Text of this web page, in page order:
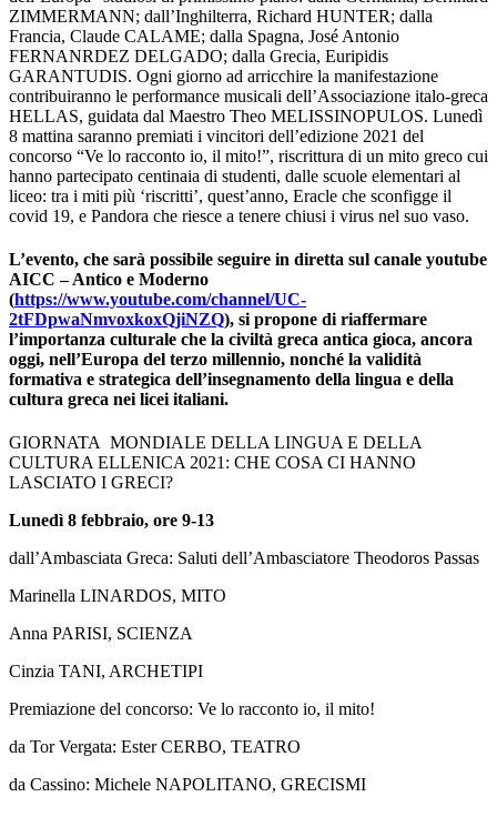
ZIMMERMANN; dall’Inghilterra, Richard HUNTER; dalla
Francia, Claude CALAME; dalla Spagna, José Antonio
FERNANRDEZ DELGADO; dalla Grecia, Euripidis
GARANTUDIS. Ogni giorno ad arricchire la manifestazione
contribuiranno le performance musicali dell’Associazione italo-greca
HELLAS, guidata dal Maestro Theo MELISSINOPULOS. Lunedì
8 mattina saranno premiati i vincitori dell’edizione 2021 del
concorso “Ve lo racconto io, il mito!”, riscrittura di un mito greco cui
hanno partecipato centinaia di studenti, dalle scuole elementari al
liceo: tra i miti più ‘riscritti’, quest’anno, Eracle che sconfigge il
covid 19, e Pandora che riesce a tenere chiusi i virus nel suo vaso.
L’evento, che sarà possibile seguire in diretta sul canale youtube
AICC – Antico e Moderno
(https://www.youtube.com/channel/UC-
2tFDpwaNmvoxkoxQjiNZQ), si propone di riaffermare
l’importanza culturale che la civiltà greca antica gioca, ancora
oggi, nell’Europa del terzo millennio, nonché la validità
formativa e strategica dell’insegnamento della lingua e della
cultura greca nei licei italiani.
GIORNATA MONDIALE DELLA LINGUA E DELLA
CULTURA ELLENICA 2021: CHE COSA CI HANNO
LASCIATO I GRECI?
Lunedì 8 febbraio, ore 9-13
dall’Ambasciata Greca: Saluti dell’Ambasciatore Theodoros Passas
Marinella LINARDOS, MITO
Anna PARISI, SCIENZA
Cinzia TANI, ARCHETIPI
Premiazione del concorso: Ve lo racconto io, il mito!
da Tor Vergata: Ester CERBO, TEATRO
da Cassino: Michele NAPOLITANO, GRECISMI